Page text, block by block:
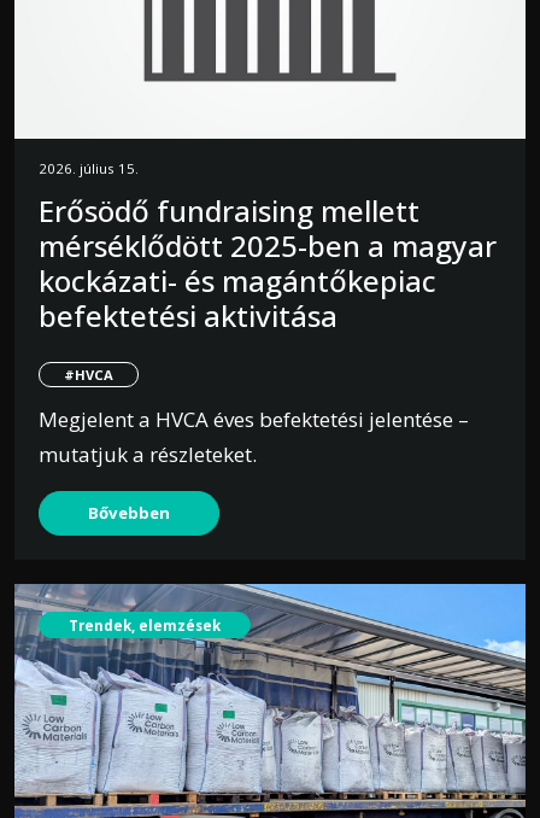
2026. július 15.
Erősödő fundraising mellett
mérséklődött 2025-ben a magyar
kockázati- és magántőkepiac
befektetési aktivitása
#HVCA
Megjelent a HVCA éves befektetési jelentése –
mutatjuk a részleteket.
Bővebben
Trendek, elemzések